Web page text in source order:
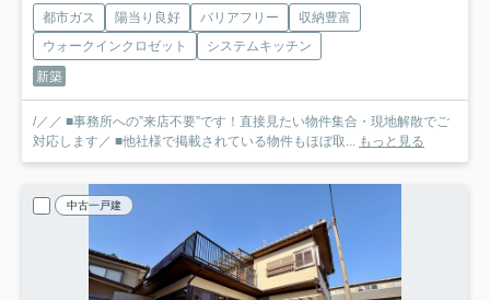
都市ガス 陽当り良好 バリアフリー
収納豊富
ウォークインクロゼット
システムキッチン
新築
/／／ ■事務所への”来店不要”です！直接見たい物件集合・現地解散でご
対応します／ ■他社様で掲載されている物件もほぼ取... もっと見る
中古一戸建